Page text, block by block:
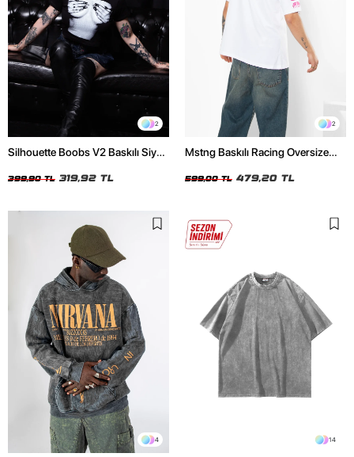
2
Silhouette Boobs V2 Baskılı Siyah
399,90 TL 319,92 TL
2
Mstng Baskılı Racing Oversize
599,00 TL 479,20 TL
4 14